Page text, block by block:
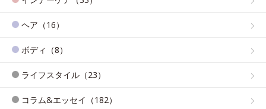
ヘア（16）
ボディ（8）
ライフスタイル（23）
コラム&エッセイ（182）